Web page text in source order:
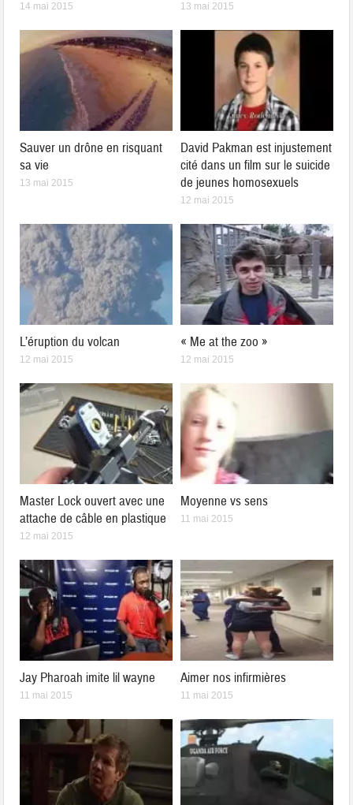
14 mai 2015 13 mai 2015
Sauver un drône en risquant
sa vie
13 mai 2015
David Pakman est injustement
cité dans un film sur le suicide
de jeunes homosexuels
12 mai 2015
L’éruption du volcan
12 mai 2015
« Me at the zoo »
12 mai 2015
Master Lock ouvert avec une
attache de câble en plastique
12 mai 2015
Moyenne vs sens
11 mai 2015
Jay Pharoah imite lil wayne
11 mai 2015
Aimer nos infirmières
11 mai 2015